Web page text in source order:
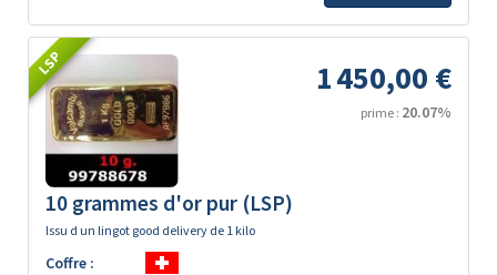
LSP 1 450,00 €
prime : 20.07%
10 grammes d'or pur (LSP)
Issu d un lingot good delivery de 1 kilo
Coffre :